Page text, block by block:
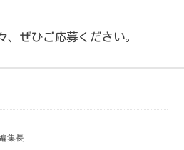
ぜひご応募ください。
集長